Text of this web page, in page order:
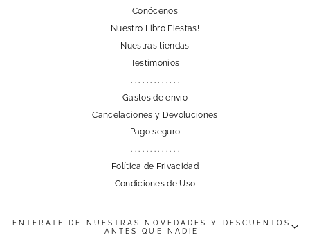
Conócenos
Nuestro Libro Fiestas!
Nuestras tiendas
Testimonios
Gastos de envío
Cancelaciones y Devoluciones
Pago seguro
. . . . . . . . . . . . .
Política de Privacidad
Condiciones de Uso
ENTÉRATE DE NUESTRAS NOVEDADES Y DESCUENTOS
ANTES QUE NADIE